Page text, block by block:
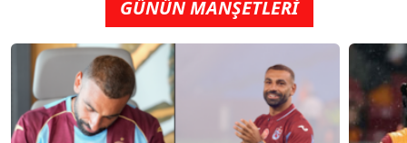
GÜNÜN MANŞETLERİ